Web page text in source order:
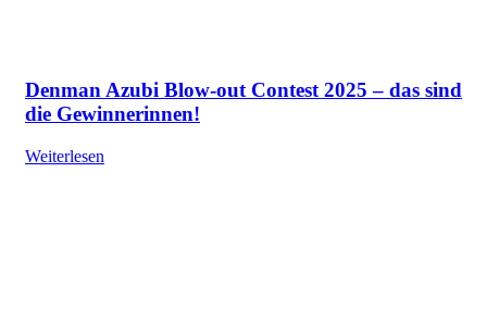
Denman Azubi Blow-out Contest 2025 – das sind
die Gewinnerinnen!
Weiterlesen